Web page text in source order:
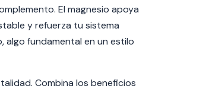
El magnesio apoya
y refuerza tu sistema
algo fundamental en un estilo
Combina los beneficios